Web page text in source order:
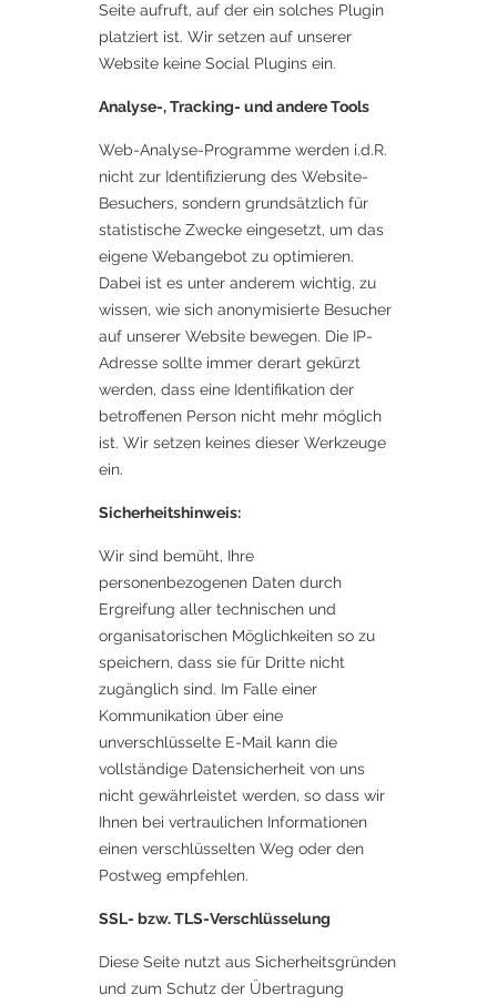
Seite aufruft, auf der ein solches Plugin
platziert ist. Wir setzen auf unserer
Website keine Social Plugins ein.
Analyse-, Tracking- und andere Tools
Web-Analyse-Programme werden i.d.R.
nicht zur Identifizierung des Website-
Besuchers, sondern grundsätzlich für
statistische Zwecke eingesetzt, um das
eigene Webangebot zu optimieren.
Dabei ist es unter anderem wichtig, zu
wissen, wie sich anonymisierte Besucher
auf unserer Website bewegen. Die IP-
Adresse sollte immer derart gekürzt
werden, dass eine Identifikation der
betroffenen Person nicht mehr möglich
ist. Wir setzen keines dieser Werkzeuge
ein.
Sicherheitshinweis:
Wir sind bemüht, Ihre
personenbezogenen Daten durch
Ergreifung aller technischen und
organisatorischen Möglichkeiten so zu
speichern, dass sie für Dritte nicht
zugänglich sind. Im Falle einer
Kommunikation über eine
unverschlüsselte E-Mail kann die
vollständige Datensicherheit von uns
nicht gewährleistet werden, so dass wir
Ihnen bei vertraulichen Informationen
einen verschlüsselten Weg oder den
Postweg empfehlen.
SSL- bzw. TLS-Verschlüsselung
Diese Seite nutzt aus Sicherheitsgründen
und zum Schutz der Übertragung